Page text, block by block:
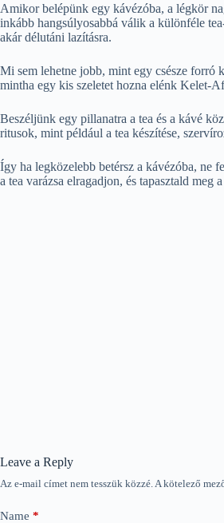
Amikor belépünk egy kávézóba, a légkör
inkább hangsúlyosabbá válik a különféle
akár délutáni lazításra.
Mi sem lehetne jobb, mint egy csésze forró
mintha egy kis szeletet hozna elénk Kelet-
Beszéljünk egy pillanatra a tea és a kávé
ritusok, mint például a tea készítése,
Így ha legközelebb betérsz a kávézóba, ne
a tea varázsa elragadjon, és tapasztald
Leave a Reply
Az e-mail címet nem tesszük közzé. A kötelező
Name *